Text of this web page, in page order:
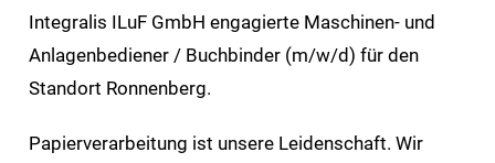
Integralis ILuF GmbH engagierte Maschinen- und
Anlagenbediener / Buchbinder (m/w/d) für den
Standort Ronnenberg.
Papierverarbeitung ist unsere Leidenschaft. Wir